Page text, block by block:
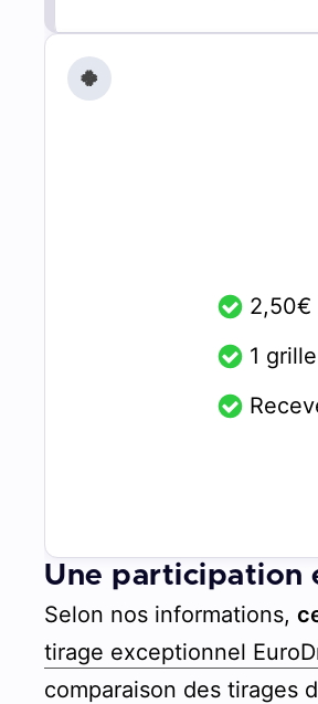
🍀
2,50€
1
Une participation
Selon nos informations,
tirage exceptionnel
comparaison des tirages